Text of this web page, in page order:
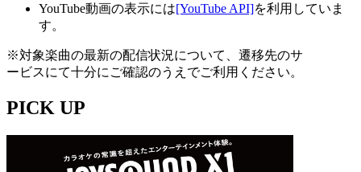
YouTube動画の表示には[YouTube API]を利用していま
す。
※対象楽曲の最新の配信状況について、遷移先のサ
ービスにて十分にご確認のうえでご利用ください。
PICK UP